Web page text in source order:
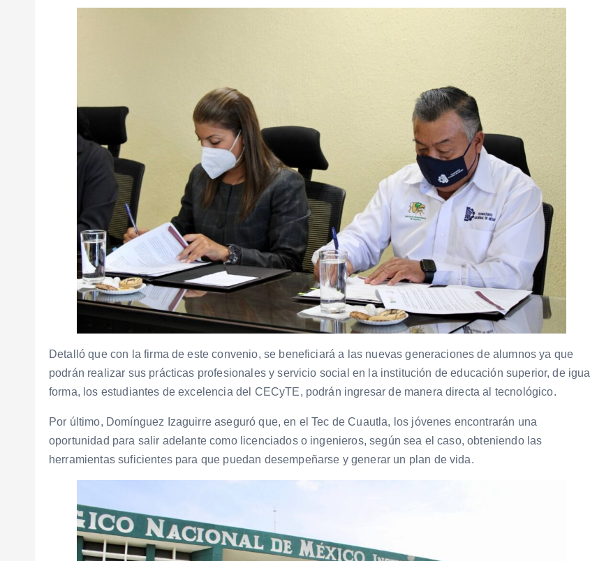
Detalló que con la firma de este convenio, se beneficiará a las nuevas generaciones de alumnos ya que
podrán realizar sus prácticas profesionales y servicio social en la institución de educación superior, de igual
forma, los estudiantes de excelencia del CECyTE, podrán ingresar de manera directa al tecnológico.
Por último, Domínguez Izaguirre aseguró que, en el Tec de Cuautla, los jóvenes encontrarán una
oportunidad para salir adelante como licenciados o ingenieros, según sea el caso, obteniendo las
herramientas suficientes para que puedan desempeñarse y generar un plan de vida.